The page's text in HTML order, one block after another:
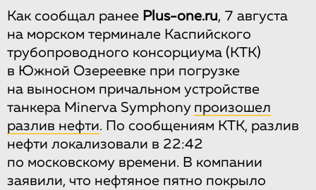
Как сообщал ранее Рlus-one.ru, 7 августа
на морском терминале Каспийского
трубопроводного консорциума (КТК)
в Южной Озереевке при погрузке
на выносном причальном устройстве
танкера Minerva Symphony произошел
разлив нефти. По сообщениям КТК, разлив
нефти локализовали в 22:42
по московскому времени. В компании
заявили, что нефтяное пятно покрыло